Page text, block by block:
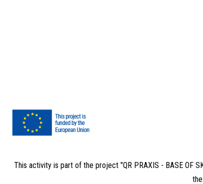
This activity is part of the project "QR PRAXIS - BASE OF